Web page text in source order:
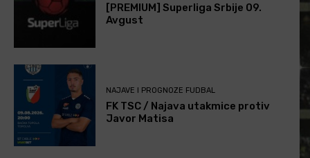
[PREMIUM] Superliga Srbije 09.
Avgust
NAJAVE I PROGNOZE FUDBAL
FK TSC / Najava utakmice protiv
Javor Matisa